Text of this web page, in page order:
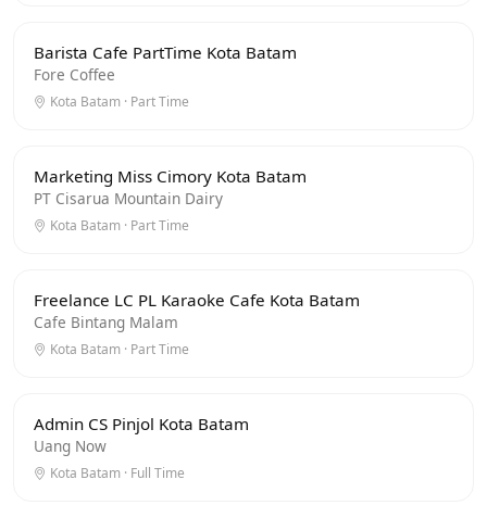
Barista Cafe PartTime Kota Batam
Fore Coffee
Kota Batam · Part Time
Marketing Miss Cimory Kota Batam
PT Cisarua Mountain Dairy
Kota Batam · Part Time
Freelance LC PL Karaoke Cafe Kota Batam
Cafe Bintang Malam
Kota Batam · Part Time
Admin CS Pinjol Kota Batam
Uang Now
Kota Batam · Full Time